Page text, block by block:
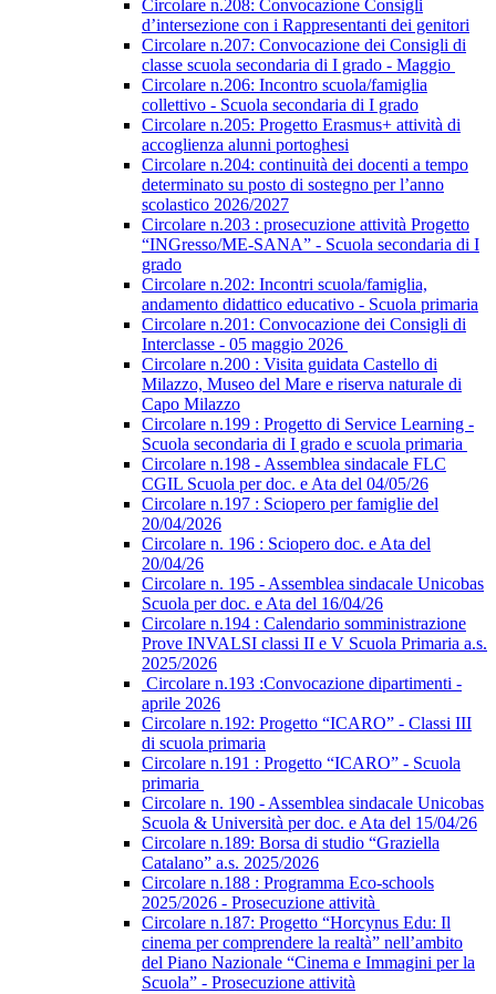
Circolare n.208: Convocazione Consigli
d’intersezione con i Rappresentanti dei genitori
Circolare n.207: Convocazione dei Consigli di
classe scuola secondaria di I grado - Maggio
Circolare n.206: Incontro scuola/famiglia
collettivo - Scuola secondaria di I grado
Circolare n.205: Progetto Erasmus+ attività di
accoglienza alunni portoghesi
Circolare n.204: continuità dei docenti a tempo
determinato su posto di sostegno per l’anno
scolastico 2026/2027
Circolare n.203 : prosecuzione attività Progetto
“INGresso/ME-SANA” - Scuola secondaria di I
grado
Circolare n.202: Incontri scuola/famiglia,
andamento didattico educativo - Scuola primaria
Circolare n.201: Convocazione dei Consigli di
Interclasse - 05 maggio 2026
Circolare n.200 : Visita guidata Castello di
Milazzo, Museo del Mare e riserva naturale di
Capo Milazzo
Circolare n.199 : Progetto di Service Learning -
Scuola secondaria di I grado e scuola primaria
Circolare n.198 - Assemblea sindacale FLC
CGIL Scuola per doc. e Ata del 04/05/26
Circolare n.197 : Sciopero per famiglie del
20/04/2026
Circolare n. 196 : Sciopero doc. e Ata del
20/04/26
Circolare n. 195 - Assemblea sindacale Unicobas
Scuola per doc. e Ata del 16/04/26
Circolare n.194 : Calendario somministrazione
Prove INVALSI classi II e V Scuola Primaria a.s.
2025/2026
Circolare n.193 :Convocazione dipartimenti -
aprile 2026
Circolare n.192: Progetto “ICARO” - Classi III
di scuola primaria
Circolare n.191 : Progetto “ICARO” - Scuola
primaria
Circolare n. 190 - Assemblea sindacale Unicobas
Scuola & Università per doc. e Ata del 15/04/26
Circolare n.189: Borsa di studio “Graziella
Catalano” a.s. 2025/2026
Circolare n.188 : Programma Eco-schools
2025/2026 - Prosecuzione attività
Circolare n.187: Progetto “Horcynus Edu: Il
cinema per comprendere la realtà” nell’ambito
del Piano Nazionale “Cinema e Immagini per la
Scuola” - Prosecuzione attività